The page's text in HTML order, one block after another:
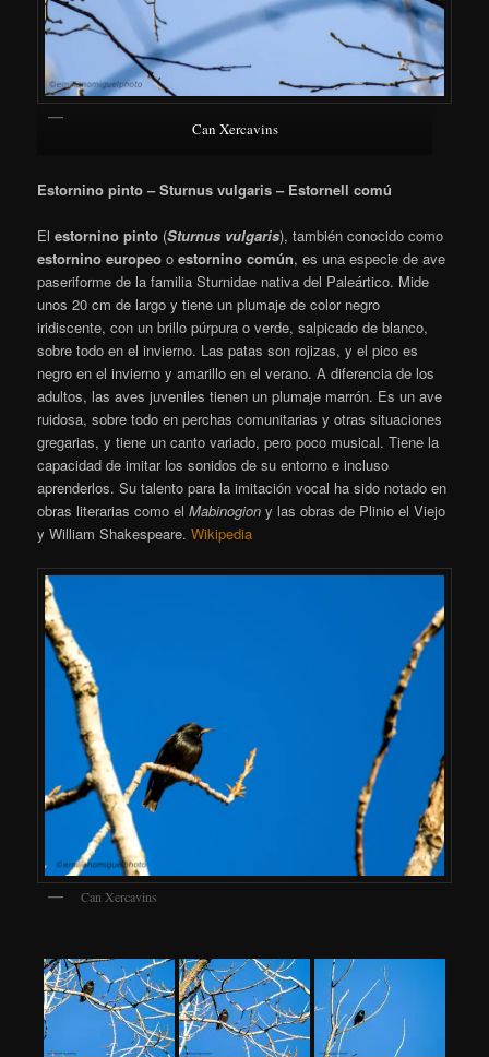
Can Xercavins
Estornino pinto – Sturnus vulgaris – Estornell comú
Elestornino pinto (Sturnus vulgaris), ​ también conocido como
estornino europeo oestornino común, ​ es una especie de ave
paseriforme de la familia Sturnidae nativa del Paleártico. Mide
unos 20 cm de largo y tiene un plumaje de color negro
iridiscente, con un brillo púrpura o verde, salpicado de blanco,
sobre todo en el invierno. Las patas son rojizas, y el pico es
negro en el invierno y amarillo en el verano. A diferencia de los
adultos, las aves juveniles tienen un plumaje marrón. Es un ave
ruidosa, sobre todo en perchas comunitarias y otras situaciones
gregarias, y tiene un canto variado, pero poco musical. Tiene la
capacidad de imitar los sonidos de su entorno e incluso
aprenderlos. Su talento para la imitación vocal ha sido notado en
obras literarias como elMabinogion y las obras de Plinio el Viejo
y William Shakespeare.Wikipedia
Can Xercavins